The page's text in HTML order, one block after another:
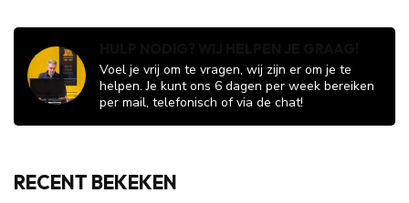
Voel je vrij om te vragen, wij zijn er om je te
helpen. Je kunt ons 6 dagen per week bereiken
per mail, telefonisch of via de chat!
RECENT BEKEKEN